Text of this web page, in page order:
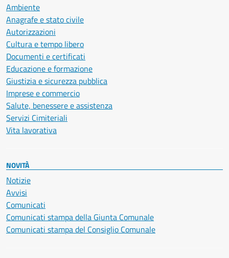
Ambiente
Anagrafe e stato civile
Autorizzazioni
Cultura e tempo libero
Documenti e certificati
Educazione e formazione
Giustizia e sicurezza pubblica
Imprese e commercio
Salute, benessere e assistenza
Servizi Cimiteriali
Vita lavorativa
NOVITÀ
Notizie
Avvisi
Comunicati
Comunicati stampa della Giunta Comunale
Comunicati stampa del Consiglio Comunale